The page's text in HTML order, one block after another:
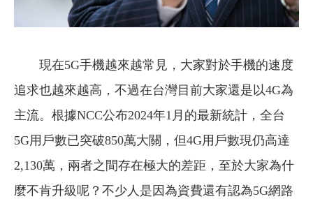
現在5G手機越來越常見，大家對於手機的速度
追求也越來越高，不過在台灣目前大家還是以4G為
主流。根據NCC公布2024年1月的最新統計，全台
5G用戶數已突破850萬大關，但4G用戶數現仍高達
2,130萬，兩者之間存在極大的差距，至於大家為什
麼不肯升級呢？不少人是因為資費還有認為5G網路